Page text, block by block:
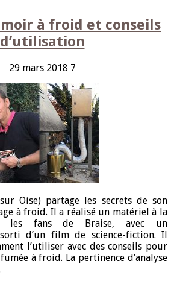
à froid et conseils
d’utilisation
29 mars 2018 7
Oise) partage les secrets de son
à froid. Il a réalisé un matériel à la
les fans de Braise, avec un
d’un film de science-fiction. Il
l’utiliser avec des conseils pour
à froid. La pertinence d’analyse